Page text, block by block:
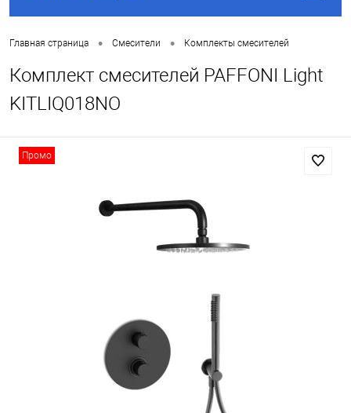
Главная страница • Смесители • Комплекты смесителей
Комплект смесителей PAFFONI Light
KITLIQ018NO
Промо